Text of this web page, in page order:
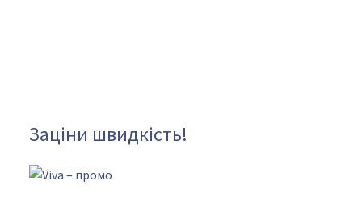
Заціни швидкість!